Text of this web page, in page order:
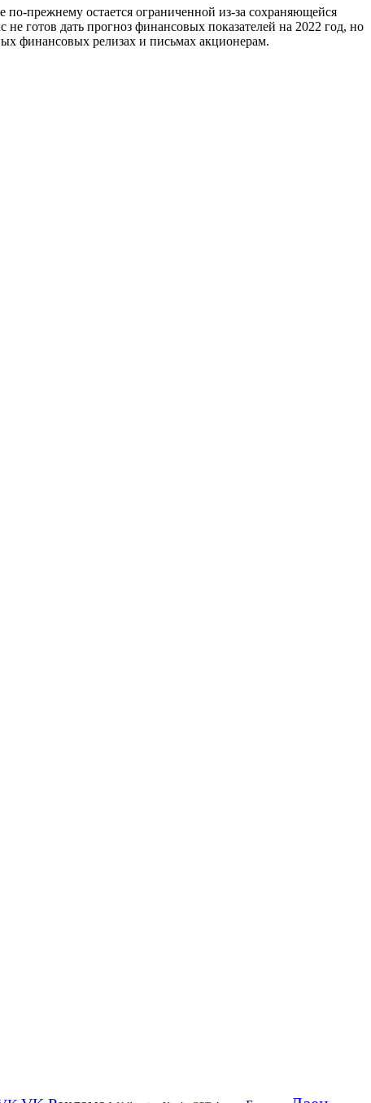
прежнему остается ограниченной из-за сохраняющейся
готов дать прогноз финансовых показателей на 2022 год, но
финансовых релизах и письмах акционерам.